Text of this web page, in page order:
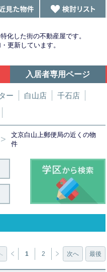
化した街の不動産屋です。
更新しています。
入居者専用ページ
ー 白山店
千石店
>
文京白山上郵便局の近くの物
件
1 2 次へ 最後